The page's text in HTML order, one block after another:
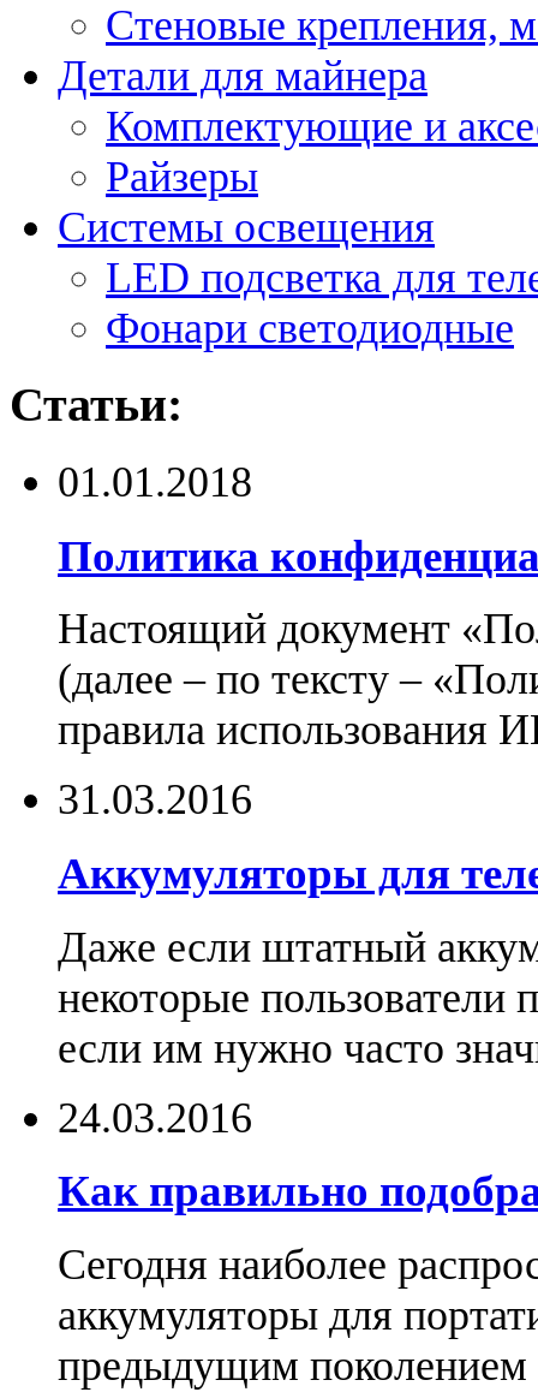
Стеновые крепления,
Детали для майнера
Комплектующие и
Райзеры
Системы освещения
LED подсветка для
Фонари светодиодные
Статьи:
01.01.2018
Политика
Настоящий документ
(далее – по тексту –
правила использования
31.03.2016
Аккумуляторы для
Даже если штатный
некоторые пользователи
если им нужно часто
24.03.2016
Как правильно
Сегодня наиболее
аккумуляторы для
предыдущим поколением